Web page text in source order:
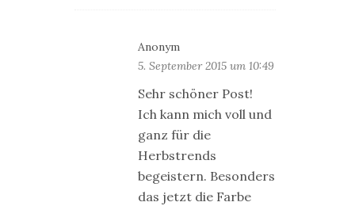
Anonym
5. September 2015 um 10:49
Sehr schöner Post!
Ich kann mich voll und
ganz für die
Herbstrends
begeistern. Besonders
das jetzt die Farbe